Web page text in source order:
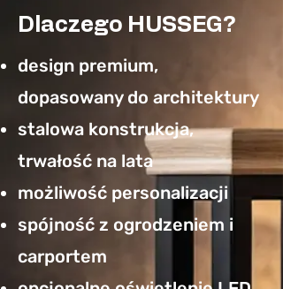
Dlaczego HUSSEG?
design premium,
dopasowany do architektury
stalowa konstrukcja,
trwałość na lata
możliwość personalizacji
spójność z ogrodzeniem i
carportem